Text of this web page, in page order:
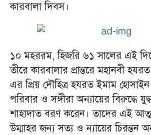
কারবালা দিবস।
১০ মহররম, হিজরি ৬১ সালের এই
তীরে কারবালার প্রান্তরে মহানবী
এর প্রিয় দৌহিত্র হযরত ইমাম
পরিবার ও সঙ্গীরা অন্যায়ের বিরুদ্ধে
শাহাদাত বরণ করেন। তাদের এই
উম্মাহর জন্য সত্য ও ন্যায়ের চিরন্তন